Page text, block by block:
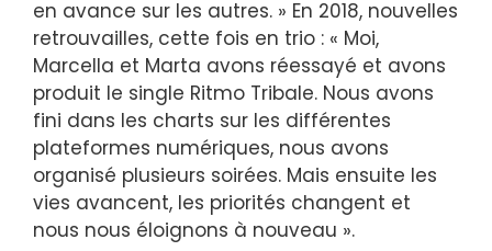
en avance sur les autres. » En 2018, nouvelles
retrouvailles, cette fois en trio : « Moi,
Marcella et Marta avons réessayé et avons
produit le single Ritmo Tribale. Nous avons
fini dans les charts sur les différentes
plateformes numériques, nous avons
organisé plusieurs soirées. Mais ensuite les
vies avancent, les priorités changent et
nous nous éloignons à nouveau ».